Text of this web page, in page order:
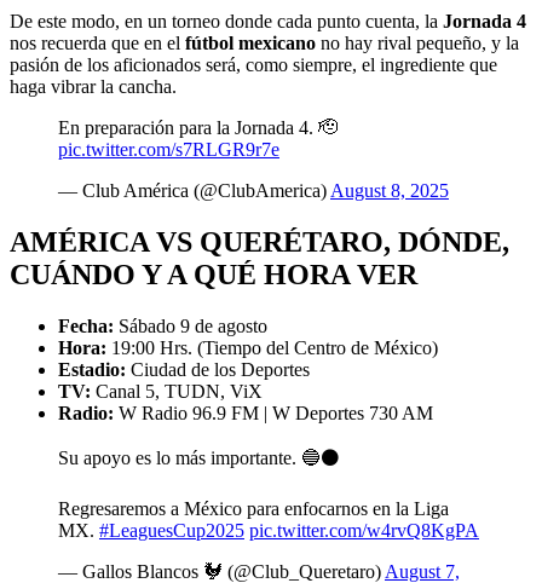
De este modo, en un torneo donde cada punto cuenta, la Jornada 4
nos recuerda que en el fútbol mexicano no hay rival pequeño, y la
pasión de los aficionados será, como siempre, el ingrediente que
haga vibrar la cancha.
En preparación para la Jornada 4. 🫡
pic.twitter.com/s7RLGR9r7e
— Club América (@ClubAmerica) August 8, 2025
AMÉRICA VS QUERÉTARO, DÓNDE,
CUÁNDO Y A QUÉ HORA VER
Fecha: Sábado 9 de agosto
Hora: 19:00 Hrs. (Tiempo del Centro de México)
Estadio: Ciudad de los Deportes
TV: Canal 5, TUDN, ViX
Radio: W Radio 96.9 FM | W Deportes 730 AM
Su apoyo es lo más importante. 🔵⚫️
Regresaremos a México para enfocarnos en la Liga
MX. #LeaguesCup2025 pic.twitter.com/w4rvQ8KgPA
— Gallos Blancos 🐓 (@Club_Queretaro) August 7,